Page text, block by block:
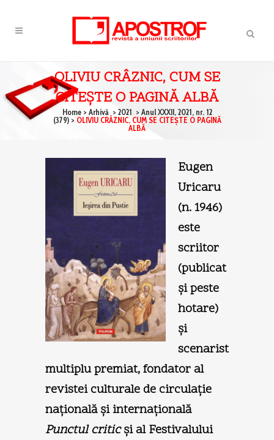
OLIVIU CRÂZNIC, CUM SE
CITEŞTE O PAGINĂ ALBĂ
Home> Arhivă > 2021 > Anul XXXII, 2021, nr. 12
(379)> OLIVIU CRÂZNIC, CUM SE CITEŞTE O PAGINĂ
ALBĂ
Eugen
Uricaru
(n. 1946)
este
scriitor
(publicat
şi peste
hotare)
şi
scenarist
multiplu premiat, fondator al
revistei culturale de circulaţie
naţională şi internaţională
Punctul criticşi al Festivalului